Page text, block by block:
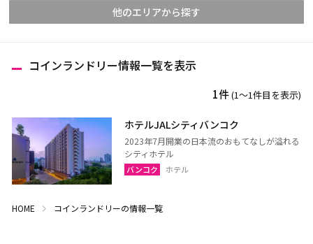
他のエリアから探す
ランプーン
スコータイ
ターク
カンペーンペット
ピッサヌローク
ナコーンサワン
ナーン
プレー
ペッチャブーン
コインランドリー情報一覧を表示
1件(1〜1件目を表示)
ホテルJALシティバンコク
2023年7月開業の日本流のおもてなしが溢れる
シティホテル
バンコク ホテル
HOME コインランドリーの情報一覧